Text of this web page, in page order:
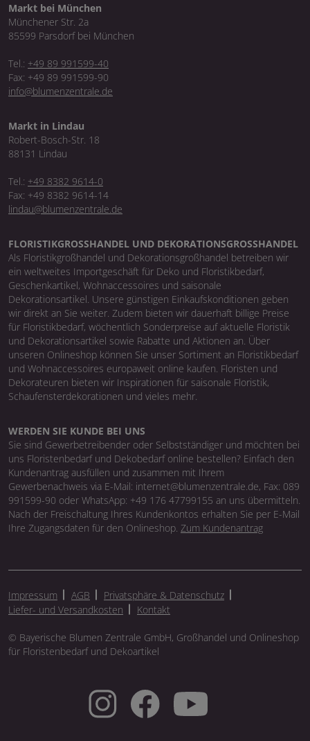
Markt bei München
Münchener Str. 2a
85599 Parsdorf bei München
Tel.: +49 89 991599-40
Fax: +49 89 991599-90
info@blumenzentrale.de
Markt in Lindau
Robert-Bosch-Str. 18
88131 Lindau
Tel.: +49 8382 9614-0
Fax: +49 8382 9614-14
lindau@blumenzentrale.de
FLORISTIKGROSSHANDEL UND DEKORATIONSGROSSHANDEL
Als Floristikgroßhandel und Dekorationsgroßhandel betreiben wir
ein weltweites Importgeschäft für Deko und Floristikbedarf,
Geschenkartikel, Wohnaccessoires und saisonale
Dekorationsartikel. Unsere günstigen Einkaufskonditionen geben
wir direkt an Sie weiter. Zudem bieten wir dauerhaft billige Preise
für Floristikbedarf, wöchentlich Sonderpreise auf aktuelle Floristik
und Dekorationsartikel sowie Rabatte und Aktionen an. Über
unseren Onlineshop können Sie unser Sortiment an Floristikbedarf
und Wohnaccessoires europaweit online kaufen. Floristen und
Dekorateuren bieten wir Inspirationen für saisonale Floristik,
Schaufensterdekorationen und vieles mehr.
WERDEN SIE KUNDE BEI UNS
Sie sind Gewerbetreibender oder Selbstständiger und möchten bei
uns Floristenbedarf und Dekobedarf online bestellen? Einfach den
Kundenantrag ausfüllen und zusammen mit Ihrem
Gewerbenachweis via E-Mail: internet@blumenzentrale.de, Fax: 089
991599-90 oder WhatsApp: +49 176 47799155 an uns übermitteln.
Nach der Freischaltung Ihres Kundenkontos erhalten Sie per E-Mail
Ihre Zugangsdaten für den Onlineshop. Zum Kundenantrag
Impressum AGB
Privatsphäre & Datenschutz
Liefer- und Versandkosten
Kontakt
© Bayerische Blumen Zentrale GmbH, Großhandel und Onlineshop
für Floristenbedarf und Dekoartikel